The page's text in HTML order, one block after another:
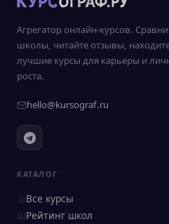
Агрегатор онлайн-курсов.
школы, читайте отзывы,
лучшие курсы для карьеры и
роста.
hello@kursograf.ru
КАТАЛОГ
Все курсы
Рейтинг школ